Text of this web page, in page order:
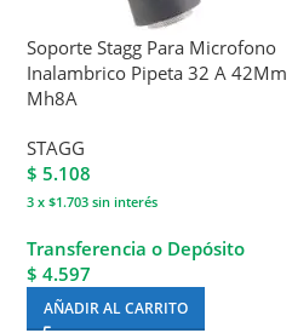
Soporte Stagg Para Microfono
Inalambrico Pipeta 32 A 42Mm
Mh8A
STAGG
$ 5.108
3 x $1.703 sin interés
Transferencia o Depósito
$ 4.597
AÑADIR AL CARRITO